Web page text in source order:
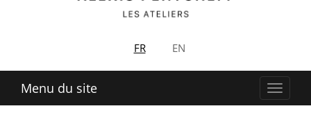
FR EN
Menu du site